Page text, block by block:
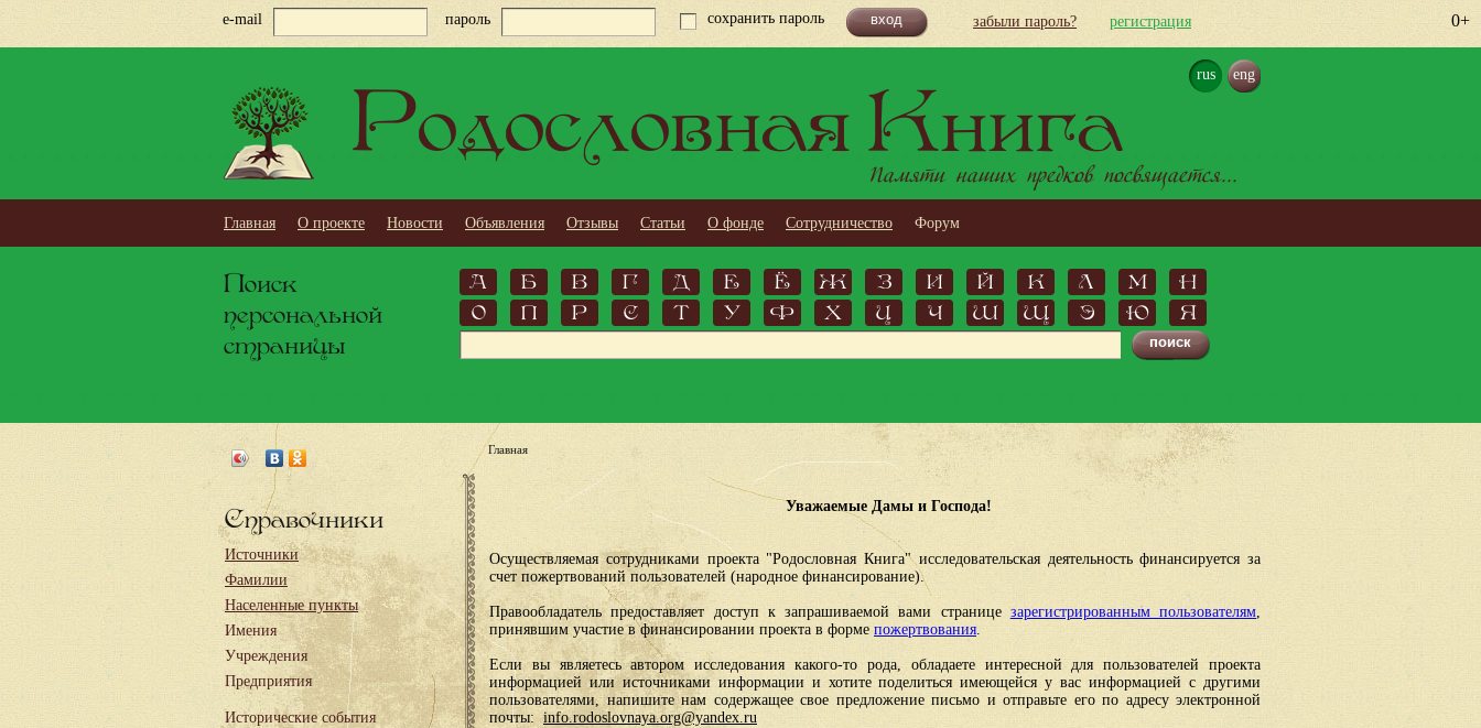
0+
e-mail пароль сохранить пароль забыли пароль? регистрация
rus eng
Родословная Книга
Памяти наших предков посвящается...
Главная О проекте Новости Объявления Отзывы Статьи О фонде Сотрудничество Форум
Поиск
персональной
страницы
А Б В Г Д Е Ё Ж З И Й К Л М
Н
О
П Р С Т У Ф Х Ц Ч Ш Щ Э Ю Я
Справочники
Источники
Фамилии
Населенные пункты
Имения
Учреждения
Предприятия
Исторические события
Главная
Уважаемые Дамы и Господа!
Осуществляемая сотрудниками проекта "Родословная Книга" исследовательская деятельность финансируется за
счет пожертвований пользователей (народное финансирование).
Правообладатель предоставляет доступ к запрашиваемой вами странице зарегистрированным пользователям,
принявшим участие в финансировании проекта в форме пожертвования.
Если вы являетесь автором исследования какого-то рода, обладаете интересной для пользователей проекта
информацией или источниками информации и хотите поделиться имеющейся у вас информацией с другими
пользователями, напишите нам содержащее свое предложение письмо и отправьте его по адресу электронной
почты: info.rodoslovnaya.org@yandex.ru